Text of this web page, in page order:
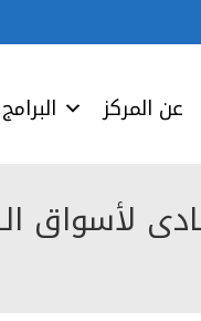
عن المركز
لأسواق